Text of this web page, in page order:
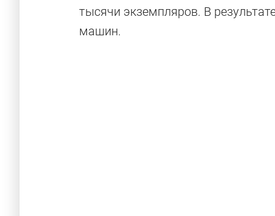
тысячи экземпляров. В
машин.